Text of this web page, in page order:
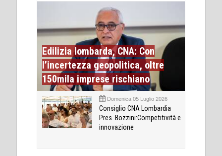
Edilizia lombarda, CNA: Con
l’incertezza geopolitica, oltre
150mila imprese rischiano
Domenica 05 Luglio 2026
Consiglio CNA Lombardia
Pres. Bozzini:Competitività e
innovazione